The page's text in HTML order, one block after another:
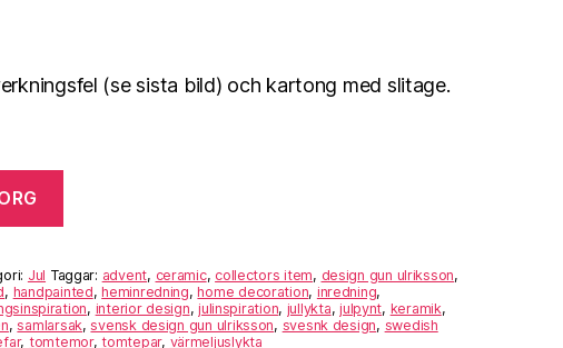
(se sista bild) och kartong med slitage.
Jul Taggar: advent, ceramic, collectors item, design gun ulriksson,
, handpainted,heminredning,home decoration, inredning,
, interior design,julinspiration, jullykta,julpynt, keramik,
,samlarsak,svensk design gun ulriksson, svesnk design, swedish
, tomtemor,tomtepar, värmeljuslykta